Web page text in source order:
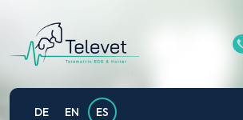
DE EN ES
Televet II
ECG de Ejercicio Equino
Ejemplo de aplicación animales pequeños
Apoyo
Politica de privacidad
Información legal